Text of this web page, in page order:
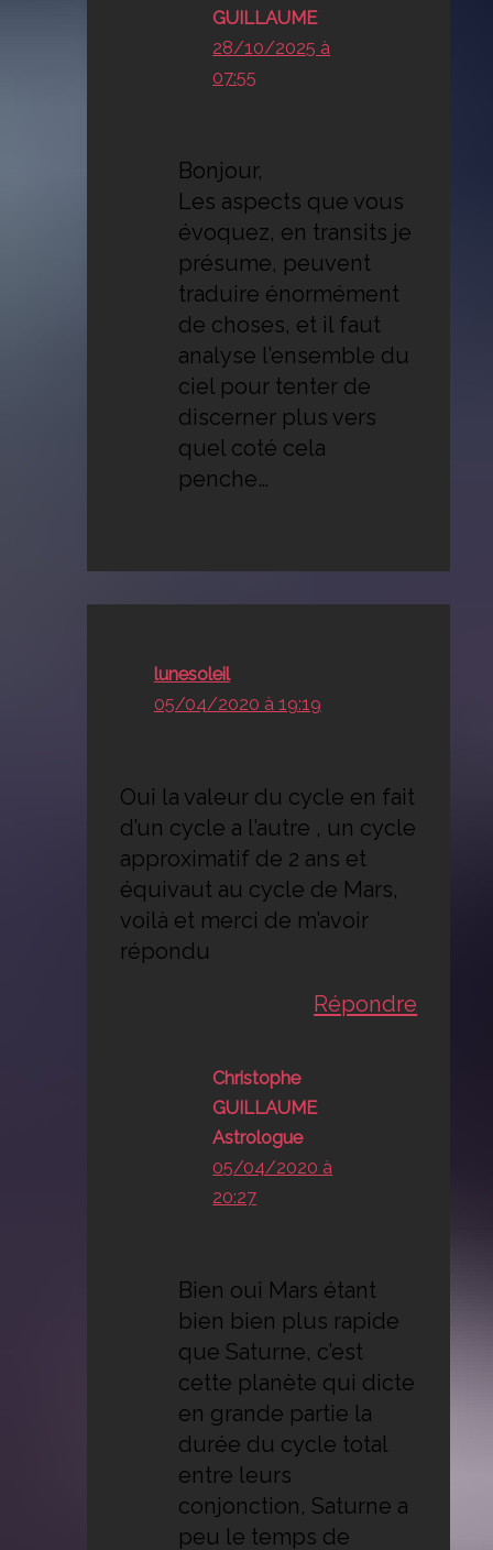
GUILLAUME
28/10/2025 à
07:55
Bonjour,
Les aspects que vous
évoquez, en transits je
présume, peuvent
traduire énormément
de choses, et il faut
analyse l’ensemble du
ciel pour tenter de
discerner plus vers
quel coté cela
penche…
lunesoleil
05/04/2020 à 19:19
Oui la valeur du cycle en fait
d’un cycle a l’autre , un cycle
approximatif de 2 ans et
équivaut au cycle de Mars,
voilà et merci de m’avoir
répondu
Répondre
Christophe
GUILLAUME
Astrologue
05/04/2020 à
20:27
Bien oui Mars étant
bien bien plus rapide
que Saturne, c’est
cette planète qui dicte
en grande partie la
durée du cycle total
entre leurs
conjonction, Saturne a
peu le temps de